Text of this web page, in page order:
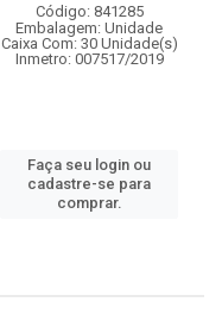
Código: 841285
Embalagem: Unidade
Caixa Com: 30 Unidade(s)
Inmetro: 007517/2019
Faça seu login ou
cadastre-se para
comprar.